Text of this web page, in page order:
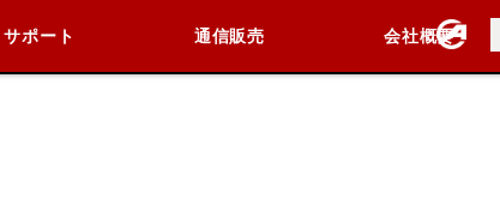
サポート 通信販売 会社概要
会社概要
採用情報